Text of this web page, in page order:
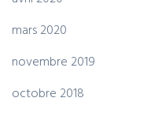
mars 2020
novembre 2019
octobre 2018